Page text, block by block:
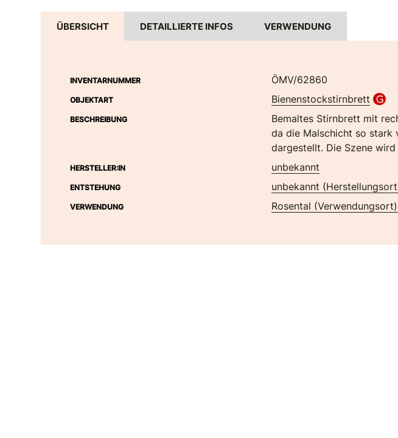
ÜBERSICHT DETAILLIERTE INFOS VERWENDUNG
INVENTARNUMMER ÖMV/62860
OBJEKTART Bienenstockstirnbrett
BESCHREIBUNG
Bemaltes Stirnbrett mit
da die Malschicht so stark
dargestellt. Die Szene
HERSTELLER:IN unbekannt
ENTSTEHUNG unbekannt
VERWENDUNG Rosental